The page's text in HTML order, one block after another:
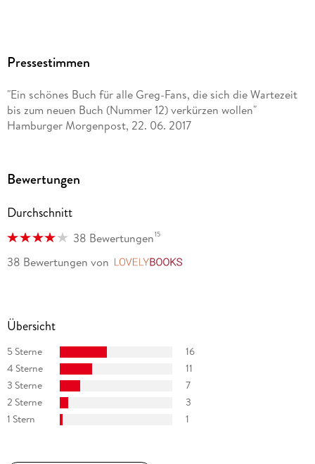
Pressestimmen
"Ein schönes Buch für alle Greg-Fans, die sich die Wartezeit
bis zum neuen Buch (Nummer 12) verkürzen wollen"
Hamburger Morgenpost, 22. 06. 2017
Bewertungen
Durchschnitt
38 Bewertungen15
38 Bewertungen von
Übersicht
5 Sterne
16
4 Sterne
11
3 Sterne
7
2 Sterne
3
1 Stern
1